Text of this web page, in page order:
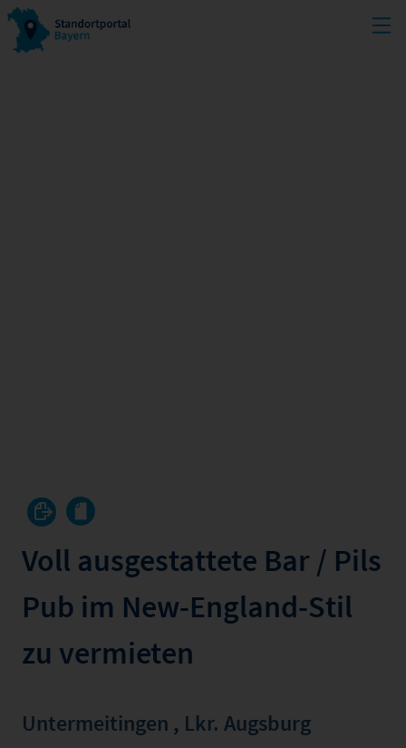
Voll ausgestattete Bar / Pils
Pub im New-England-Stil
zu vermieten
Untermeitingen , Lkr. Augsburg